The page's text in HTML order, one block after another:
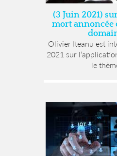
(3 Juin 2021)
mort annoncée
Olivier Iteanu est
2021 sur
le